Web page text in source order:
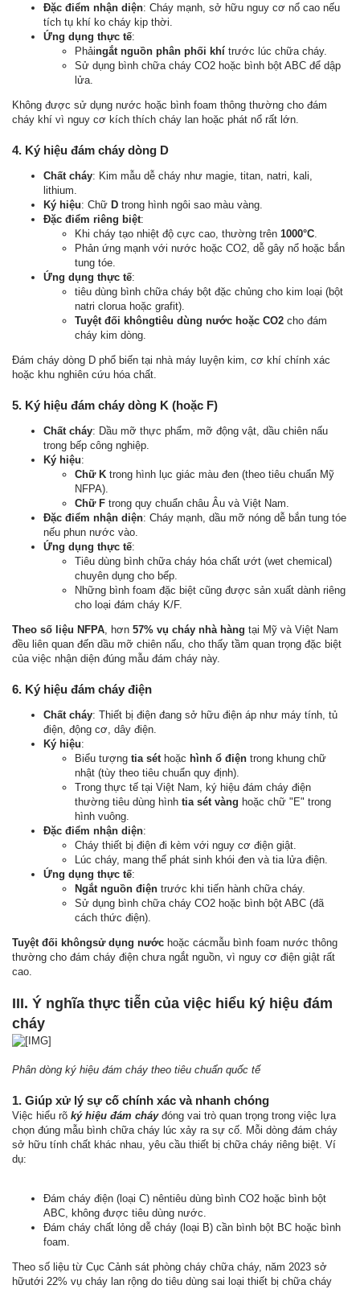
Đặc điểm nhận diện: Cháy mạnh, sở hữu nguy cơ nổ cao nếu
tích tụ khí ko cháy kịp thời.
Ứng dụng thực tế:
Phảingắt nguồn phân phối khí trước lúc chữa cháy.
Sử dụng bình chữa cháy CO2 hoặc bình bột ABC để dập
lửa.
Không được sử dụng nước hoặc bình foam thông thường cho đám
cháy khí vì nguy cơ kích thích cháy lan hoặc phát nổ rất lớn.
4. Ký hiệu đám cháy dòng D
Chất cháy: Kim mẫu dễ cháy như magie, titan, natri, kali,
lithium.
Ký hiệu: Chữ D trong hình ngôi sao màu vàng.
Đặc điểm riêng biệt:
Khi cháy tạo nhiệt độ cực cao, thường trên 1000°C.
Phản ứng mạnh với nước hoặc CO2, dễ gây nổ hoặc bắn
tung tóe.
Ứng dụng thực tế:
tiêu dùng bình chữa cháy bột đặc chủng cho kim loại (bột
natri clorua hoặc grafit).
Tuyệt đối khôngtiêu dùng nước hoặc CO2 cho đám
cháy kim dòng.
Đám cháy dòng D phổ biến tại nhà máy luyện kim, cơ khí chính xác
hoặc khu nghiên cứu hóa chất.
5. Ký hiệu đám cháy dòng K (hoặc F)
Chất cháy: Dầu mỡ thực phẩm, mỡ động vật, dầu chiên nấu
trong bếp công nghiệp.
Ký hiệu:
Chữ K trong hình lục giác màu đen (theo tiêu chuẩn Mỹ
NFPA).
Chữ F trong quy chuẩn châu Âu và Việt Nam.
Đặc điểm nhận diện: Cháy mạnh, dầu mỡ nóng dễ bắn tung tóe
nếu phun nước vào.
Ứng dụng thực tế:
Tiêu dùng bình chữa cháy hóa chất ướt (wet chemical)
chuyên dụng cho bếp.
Những bình foam đặc biệt cũng được sản xuất dành riêng
cho loại đám cháy K/F.
Theo số liệu NFPA, hơn 57% vụ cháy nhà hàng tại Mỹ và Việt Nam
đều liên quan đến dầu mỡ chiên nấu, cho thấy tầm quan trọng đặc biệt
của việc nhận diện đúng mẫu đám cháy này.
6. Ký hiệu đám cháy điện
Chất cháy: Thiết bị điện đang sở hữu điện áp như máy tính, tủ
điện, động cơ, dây điện.
Ký hiệu:
Biểu tượng tia séthoặc hình ổ điện trong khung chữ
nhật (tùy theo tiêu chuẩn quy định).
Trong thực tế tại Việt Nam, ký hiệu đám cháy điện
thường tiêu dùng hình tia sét vàng hoặc chữ "E" trong
hình vuông.
Đặc điểm nhận diện:
Cháy thiết bị điện đi kèm với nguy cơ điện giật.
Lúc cháy, mang thể phát sinh khói đen và tia lửa điện.
Ứng dụng thực tế:
Ngắt nguồn điện trước khi tiến hành chữa cháy.
Sử dụng bình chữa cháy CO2 hoặc bình bột ABC (đã
cách thức điện).
Tuyệt đối khôngsử dụng nước hoặc cácmẫu bình foam nước thông
thường cho đám cháy điện chưa ngắt nguồn, vì nguy cơ điện giật rất
cao.
III. Ý nghĩa thực tiễn của việc hiểu ký hiệu đám
cháy
Phân dòng ký hiệu đám cháy theo tiêu chuẩn quốc tế
1. Giúp xử lý sự cố chính xác và nhanh chóng
Việc hiểu rõ ký hiệu đám cháyđóng vai trò quan trọng trong việc lựa
chọn đúng mẫu bình chữa cháy lúc xảy ra sự cố. Mỗi dòng đám cháy
sở hữu tính chất khác nhau, yêu cầu thiết bị chữa cháy riêng biệt. Ví
dụ:
Đám cháy điện (loại C) nêntiêu dùng bình CO2 hoặc bình bột
ABC, không được tiêu dùng nước.
Đám cháy chất lỏng dễ cháy (loại B) cần bình bột BC hoặc bình
foam.
Theo số liệu từ Cục Cảnh sát phòng cháy chữa cháy, năm 2023 sở
hữutới 22% vụ cháy lan rộng do tiêu dùng sai loại thiết bị chữa cháy